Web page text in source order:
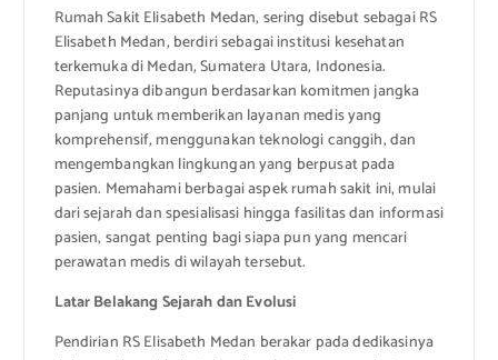
Rumah Sakit Elisabeth Medan, sering disebut sebagai RS
Elisabeth Medan, berdiri sebagai institusi kesehatan
terkemuka di Medan, Sumatera Utara, Indonesia.
Reputasinya dibangun berdasarkan komitmen jangka
panjang untuk memberikan layanan medis yang
komprehensif, menggunakan teknologi canggih, dan
mengembangkan lingkungan yang berpusat pada
pasien. Memahami berbagai aspek rumah sakit ini, mulai
dari sejarah dan spesialisasi hingga fasilitas dan informasi
pasien, sangat penting bagi siapa pun yang mencari
perawatan medis di wilayah tersebut.
Latar Belakang Sejarah dan Evolusi
Pendirian RS Elisabeth Medan berakar pada dedikasinya